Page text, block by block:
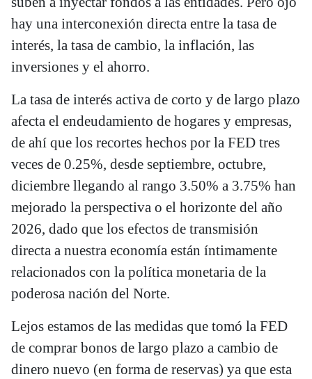
hay una interconexión directa entre la tasa de
interés, la tasa de cambio, la inflación, las
inversiones y el ahorro.
La tasa de interés activa de corto y de largo plazo
afecta el endeudamiento de hogares y empresas,
de ahí que los recortes hechos por la FED tres
veces de 0.25%, desde septiembre, octubre,
diciembre llegando al rango 3.50% a 3.75% han
mejorado la perspectiva o el horizonte del año
2026, dado que los efectos de transmisión
directa a nuestra economía están íntimamente
relacionados con la política monetaria de la
poderosa nación del Norte.
Lejos estamos de las medidas que tomó la FED
de comprar bonos de largo plazo a cambio de
dinero nuevo (en forma de reservas) ya que esta